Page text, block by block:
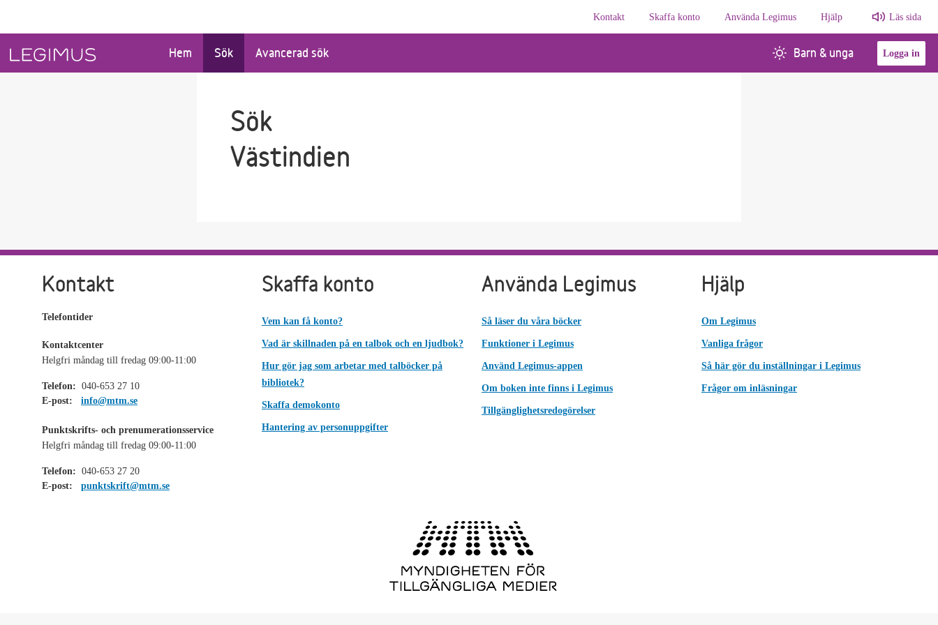
Kontakt
Skaffa konto Använda Legimus Hjälp Läs sida
Hem Sök Avancerad sök Barn & unga Logga in
Sök
Västindien
Kontakt
Telefontider
Kontaktcenter
Helgfri måndag till fredag 09:00-11:00
Telefon: 040-653 27 10
E-post:
info@mtm.se
Punktskrifts- och prenumerationsservice
Helgfri måndag till fredag 09:00-11:00
Telefon: 040-653 27 20
E-post:
punktskrift@mtm.se
Skaffa konto
Vem kan få konto?
Vad är skillnaden på en talbok och en ljudbok?
Hur gör jag som arbetar med talböcker på
bibliotek?
Skaffa demokonto
Hantering av personuppgifter
Använda Legimus
Så läser du våra böcker
Funktioner i Legimus
Använd Legimus-appen
Om boken inte finns i Legimus
Tillgänglighetsredogörelser
Hjälp
Om Legimus
Vanliga frågor
Så här gör du inställningar i Legimus
Frågor om inläsningar